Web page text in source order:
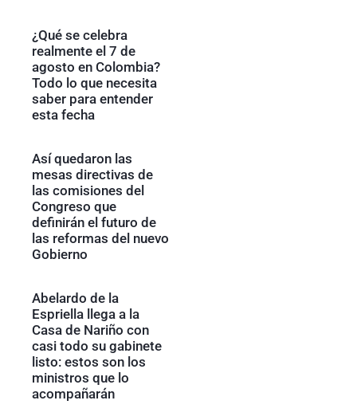
¿Qué se celebra
realmente el 7 de
agosto en Colombia?
Todo lo que necesita
saber para entender
esta fecha
Así quedaron las
mesas directivas de
las comisiones del
Congreso que
definirán el futuro de
las reformas del nuevo
Gobierno
Abelardo de la
Espriella llega a la
Casa de Nariño con
casi todo su gabinete
listo: estos son los
ministros que lo
acompañarán